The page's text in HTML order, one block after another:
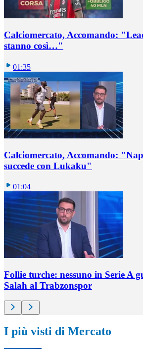
Calciomercato, Accomando:
stanno così…"
01:35
Calciomercato, Accomando:
succede con Lukaku"
01:04
Follie turche: nessuno in Serie A
Salah al Trabzonspor
I più visti di Mercato